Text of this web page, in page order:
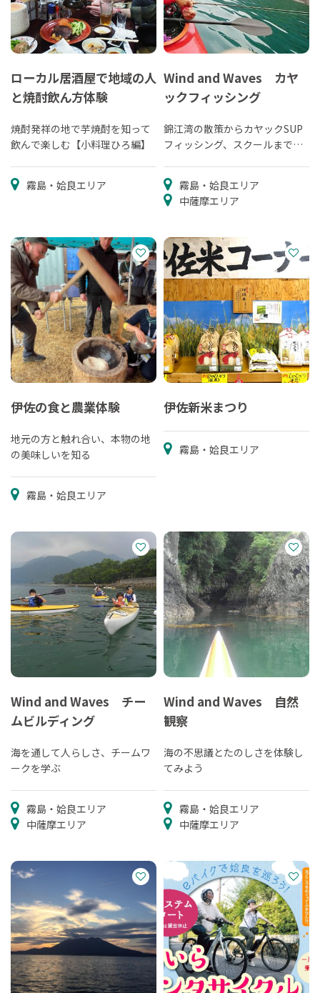
ローカル居酒屋で地域の人
と焼酎飲ん方体験
焼酎発祥の地で芋焼酎を知って
飲んで楽しむ【小料理ひろ編】
霧島・姶良エリア
Wind and Waves カヤ
ックフィッシング
錦江湾の散策からカヤックSUP
フィッシング、スクールまで海
致します
霧島・姶良エリア
中薩摩エリア
伊佐の食と農業体験
地元の方と触れ合い、本物の地
の美味しいを知る
霧島・姶良エリア
伊佐新米まつり
霧島・姶良エリア
Wind and Waves チー
ムビルディング
海を通して人らしさ、チームワ
ークを学ぶ
霧島・姶良エリア
中薩摩エリア
Wind and Waves 自然
観察
海の不思議とたのしさを体験し
てみよう
霧島・姶良エリア
中薩摩エリア